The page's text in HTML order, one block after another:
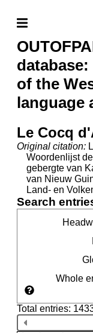
of the
language
Le Cocq
Original citation:
Woordenlijst
gebergte van
van Nieuw
Land- en
Search
Whole
Total entries: